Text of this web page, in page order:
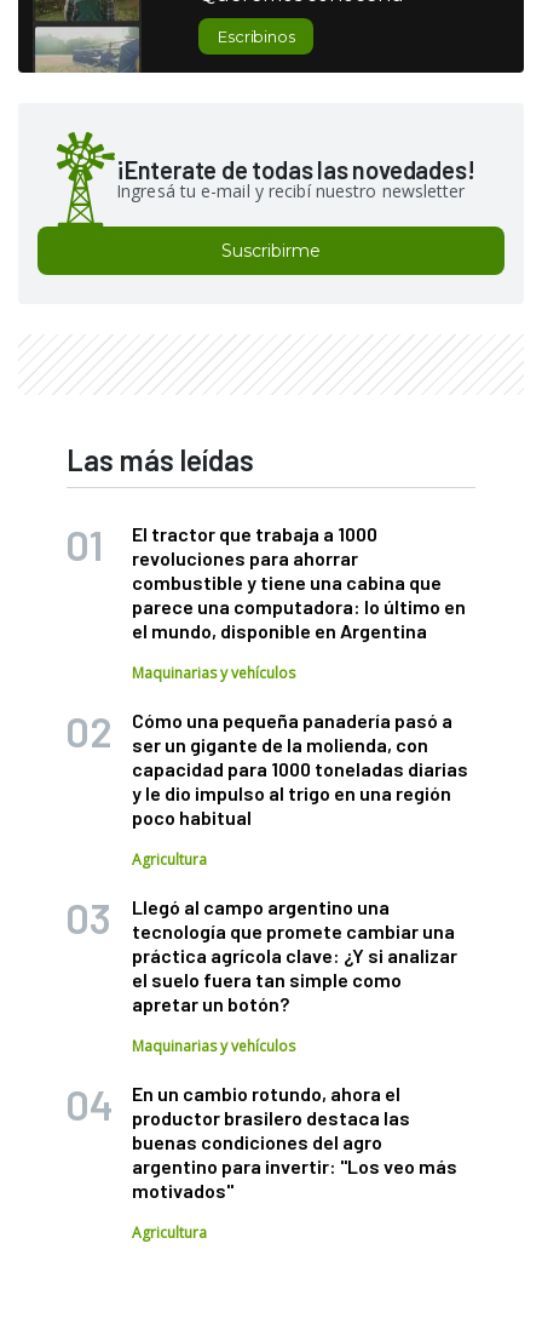
Escribinos
¡Enterate de todas las novedades!
Ingresá tu e-mail y recibí nuestro newsletter
Suscribirme
Las más leídas
El tractor que trabaja a 1000
revoluciones para ahorrar
combustible y tiene una cabina que
parece una computadora: lo último en
el mundo, disponible en Argentina
Maquinarias y vehículos
Cómo una pequeña panadería pasó a
ser un gigante de la molienda, con
capacidad para 1000 toneladas diarias
y le dio impulso al trigo en una región
poco habitual
Agricultura
Llegó al campo argentino una
tecnología que promete cambiar una
práctica agrícola clave: ¿Y si analizar
el suelo fuera tan simple como
apretar un botón?
Maquinarias y vehículos
En un cambio rotundo, ahora el
productor brasilero destaca las
buenas condiciones del agro
argentino para invertir: "Los veo más
motivados"
Agricultura